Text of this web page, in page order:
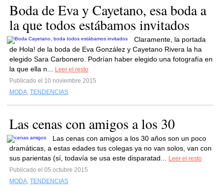
Boda de Eva y Cayetano, esa boda a
la que todos estábamos invitados
Claramente, la portada
de Hola! de la boda de Eva González y Cayetano Rivera la ha
elegido Sara Carbonero. Podrían haber elegido una fotografía en
la que ella n...
Leer el resto
Publicado el 10 noviembre 2015
MODA, TENDENCIAS
Las cenas con amigos a los 30
Las cenas con amigos a los 30 años son un poco
dramáticas, a estas edades tus colegas ya no van solos, van con
sus parientas (sí, todavía se usa este disparatad...
Leer el resto
Publicado el 05 octubre 2015
MODA, TENDENCIAS